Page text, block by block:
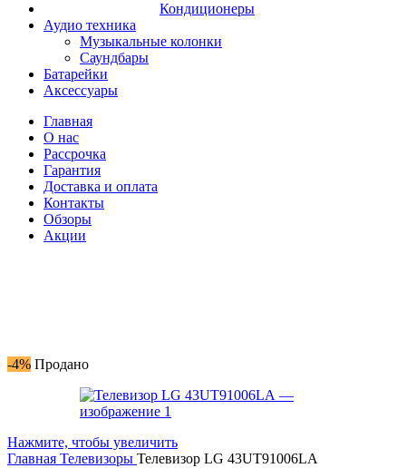
Кондиционеры
Аудио техника
Музыкальные колонки
Саундбары
Батарейки
Аксессуары
Главная
О нас
Рассрочка
Гарантия
Доставка и оплата
Контакты
Обзоры
Акции
-4% Продано
Нажмите, чтобы увеличить
Главная Телевизоры Телевизор LG 43UT91006LA